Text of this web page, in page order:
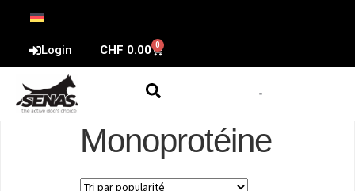
Login CHF 0.00 0
Monoprotéine